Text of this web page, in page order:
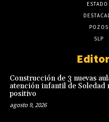
ESTADO
POZOS
SLP
Construcción de 3 nuevas
atención infantil de Soledad
positivo
agosto 9, 2026